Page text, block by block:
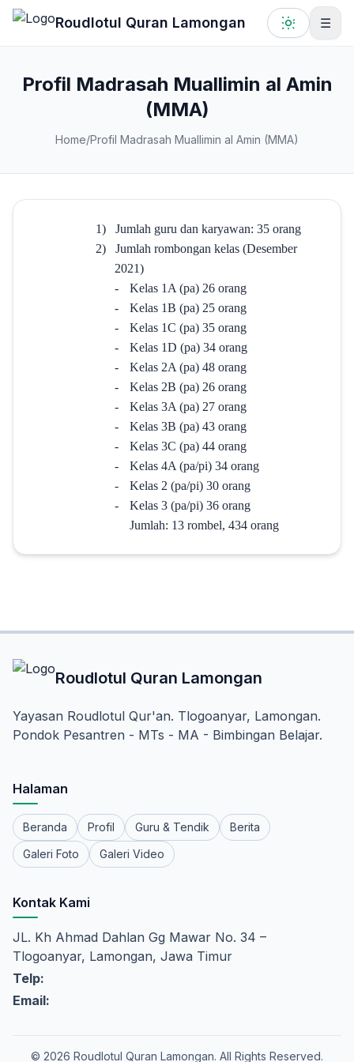
Lewati ke konten utama
Roudlotul Quran Lamongan ☰
Profil Madrasah Muallimin al Amin
(MMA)
Home/Profil Madrasah Muallimin al Amin (MMA)
1)
Jumlah guru dan karyawan: 35 orang
2)
Jumlah rombongan kelas (Desember
2021)
-
Kelas 1A (pa) 26 orang
-
Kelas 1B (pa) 25 orang
-
Kelas 1C (pa) 35 orang
-
Kelas 1D (pa) 34 orang
-
Kelas 2A (pa) 48 orang
-
Kelas 2B (pa) 26 orang
-
Kelas 3A (pa) 27 orang
-
Kelas 3B (pa) 43 orang
-
Kelas 3C (pa) 44 orang
-
Kelas 4A (pa/pi) 34 orang
-
Kelas 2 (pa/pi) 30 orang
-
Kelas 3 (pa/pi) 36 orang
Jumlah: 13 rombel, 434 orang
Roudlotul Quran Lamongan
Yayasan Roudlotul Qur'an. Tlogoanyar, Lamongan.
Pondok Pesantren - MTs - MA - Bimbingan Belajar.
Halaman
Beranda Profil Guru & Tendik
Berita
Galeri Foto
Galeri Video
Kontak Kami
JL. Kh Ahmad Dahlan Gg Mawar No. 34 –
Tlogoanyar, Lamongan, Jawa Timur
Telp:
Email:
© 2026 Roudlotul Quran Lamongan. All Rights Reserved.